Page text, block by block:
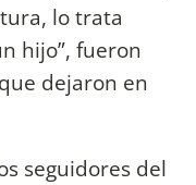
lo trata
hijo”, fueron
dejaron en
seguidores del